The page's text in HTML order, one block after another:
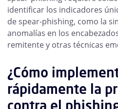
identificar los indicadores
de spear-phishing, como la
anomalías en los
remitente y otras técnicas
¿Cómo
rápidamente la
contra el